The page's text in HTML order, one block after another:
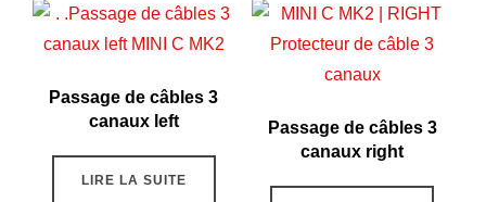
Passage de câbles 3
canaux left
LIRE LA SUITE
Passage de câbles 3
canaux right